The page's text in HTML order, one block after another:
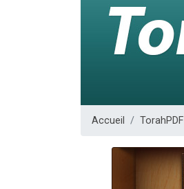
Accueil TorahPDF